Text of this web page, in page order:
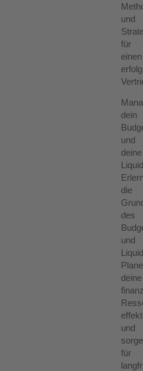
und
für
einen
dein
und
deine
die
des
und
Plane
deine
und
sorge
für